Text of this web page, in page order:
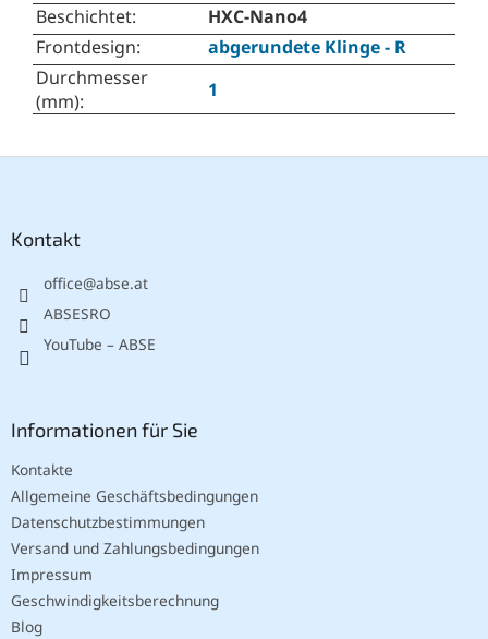
Beschichtet:
HXC-Nano4
Frontdesign:
abgerundete Klinge - R
Durchmesser
(mm): 1
Kontakt
office@abse.at
ABSESRO
YouTube – ABSE
Informationen für Sie
Kontakte
Allgemeine Geschäftsbedingungen
Datenschutzbestimmungen
Versand und Zahlungsbedingungen
Impressum
Geschwindigkeitsberechnung
Blog